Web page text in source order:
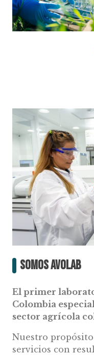
Somos Avolab
El primer
Colombia
sector agrícola
Nuestro
servicios con